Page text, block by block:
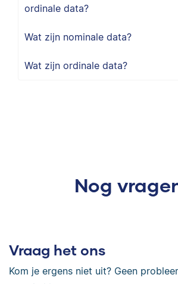
ordinale data?
Wat zijn nominale data?
Wat zijn ordinale data?
Nog
Vraag het ons
Kom je ergens niet uit? Geen